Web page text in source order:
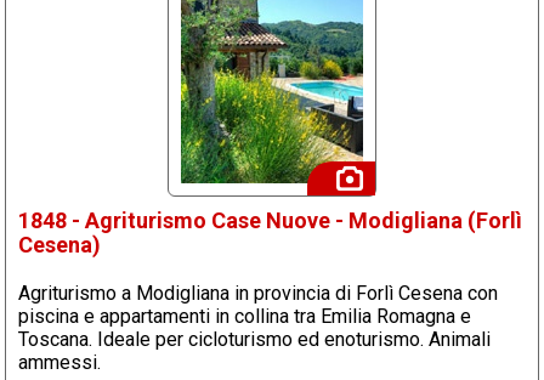
1848 - Agriturismo Case Nuove - Modigliana (Forlì
Cesena)
Agriturismo a Modigliana in provincia di Forlì Cesena con
piscina e appartamenti in collina tra Emilia Romagna e
Toscana. Ideale per cicloturismo ed enoturismo. Animali
ammessi.